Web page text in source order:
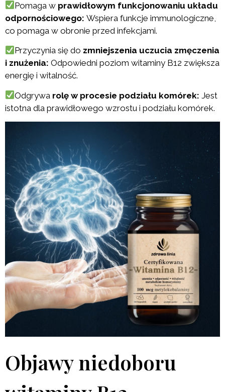
Pomaga w prawidłowym funkcjonowaniu układu
odpornościowego: Wspiera funkcje immunologiczne,
co pomaga w obronie przed infekcjami.
Przyczynia się do zmniejszenia uczucia zmęczenia
i znużenia: Odpowiedni poziom witaminy B12 zwiększa
energię i witalność.
Odgrywa rolę w procesie podziału komórek: Jest
istotna dla prawidłowego wzrostu i podziału komórek.
Objawy niedoboru